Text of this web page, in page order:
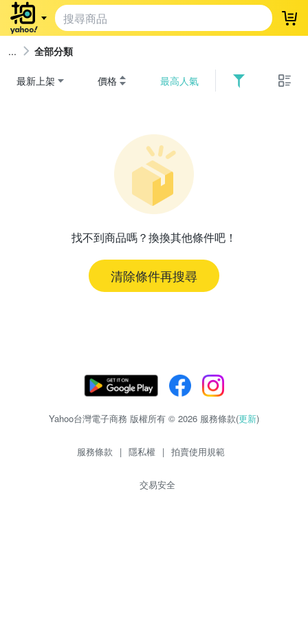
登
全部分類
最新上架 價格 最高人氣
找不到商品嗎？換換其他條件吧！
清除條件再搜尋
Yahoo台灣電子商務 版權所有 © 2026 服務條款(更新)
服務條款 | 隱私權 | 拍賣使用規範
交易安全